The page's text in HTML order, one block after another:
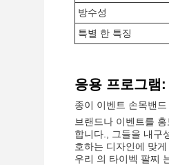
방수성
특별 한 특징
응용 프로그램:
종이 이벤트 손목밴
브랜드나 이벤트를
합니다., 그들을 내구
호하는 디자인에 맞게
우리 의 타이벡 팔찌